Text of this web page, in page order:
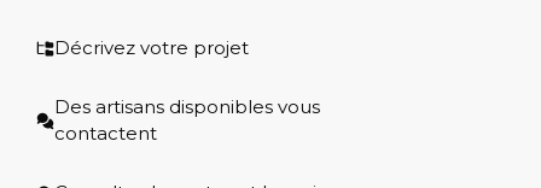
Décrivez votre projet
Des artisans disponibles vous
contactent